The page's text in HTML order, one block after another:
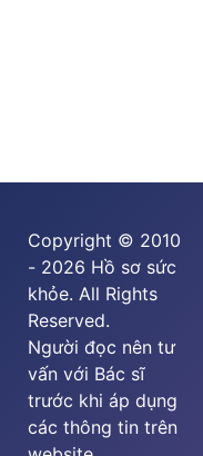
Copyright © 2010
- 2026 Hồ sơ sức
khỏe. All Rights
Reserved.
Người đọc nên tư
vấn với Bác sĩ
trước khi áp dụng
các thông tin trên